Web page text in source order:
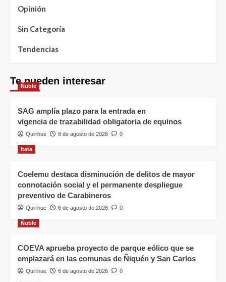
Opinión
Sin Categoría
Tendencias
Te pueden interesar
Ñuble
SAG amplía plazo para la entrada en
vigencia de trazabilidad obligatoria de equinos
Quirihue 8 de agosto de 2026 0
Itata
Coelemu destaca disminución de delitos de mayor
connotación social y el permanente despliegue
preventivo de Carabineros
Quirihue 6 de agosto de 2026 0
Ñuble
COEVA aprueba proyecto de parque eólico que se
emplazará en las comunas de Ñiquén y San Carlos
Quirihue 6 de agosto de 2026 0